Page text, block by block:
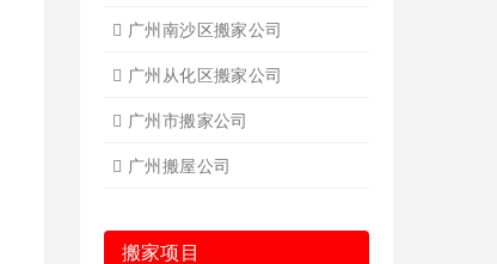
广州南沙区搬家公司
广州从化区搬家公司
广州市搬家公司
广州搬屋公司
搬家项目